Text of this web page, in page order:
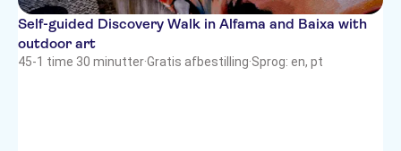
Self-guided Discovery Walk in Alfama and Baixa with
outdoor art
45-1 time 30 minutter·Gratis afbestilling·Sprog: en, pt